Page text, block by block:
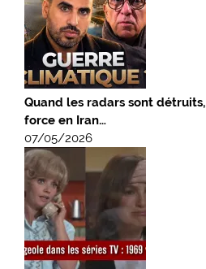
Quand les radars sont
force en Iran…
07/05/2026